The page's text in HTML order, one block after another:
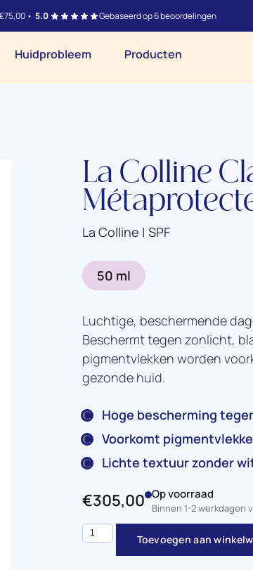
• 5.0 Gebaseerd op 6 beoordelingen
Huidprobleem Producten
La Colline
La Colline | SPF
50 ml
Luchtige, beschermende
Beschermt tegen zonlicht,
pigmentvlekken worden
gezonde huid.
Hoge bescherming
Voorkomt
Lichte textuur zonder
€305,00 Op voorraad
Binnen 1-2 werkdagen
Toevoegen aan